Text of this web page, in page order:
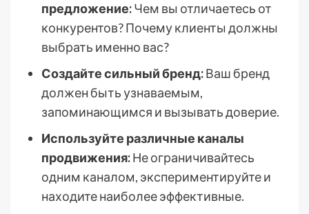
предложение:Чем вы отличаетесь от
конкурентов? Почему клиенты должны
выбрать именно вас?
Создайте сильный бренд:Ваш бренд
должен быть узнаваемым,
запоминающимся и вызывать доверие.
Используйте различные каналы
продвижения:Не ограничивайтесь
одним каналом, экспериментируйте и
находите наиболее эффективные.